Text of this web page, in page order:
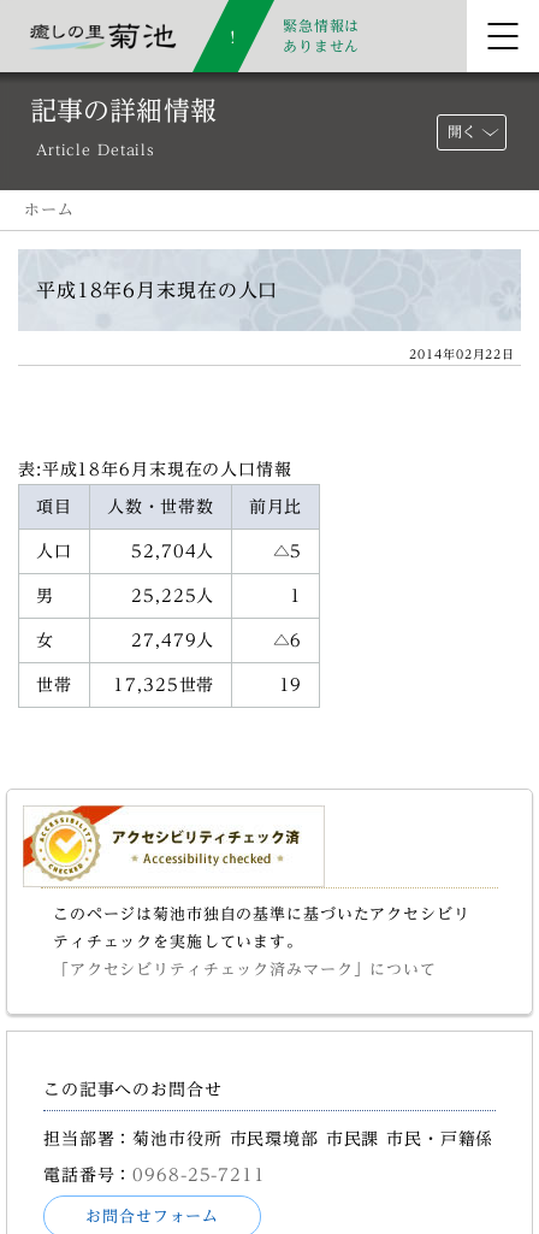
緊急情報は
ありません
記事の詳細情報
Article Details
開く
ホーム
平成18年6月末現在の人口
2014年02月22日
表:平成18年6月末現在の人口情報
項目 人数・世帯数 前月比
人口 52,704人 △5
男 25,225人
女 27,479人 △6
世帯 17,325世帯 19
このページは菊池市独自の基準に基づいたアクセシビリ
ティチェックを実施しています。
「アクセシビリティチェック済みマーク」について
この記事へのお問合せ
担当部署：菊池市役所 市民環境部 市民課 市民・戸籍係
電話番号：0968-25-7211
お問合せフォーム